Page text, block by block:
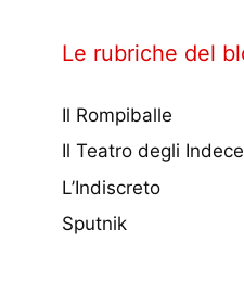
Le rubriche del
Il Rompiballe
Il Teatro degli
L’Indiscreto
Sputnik